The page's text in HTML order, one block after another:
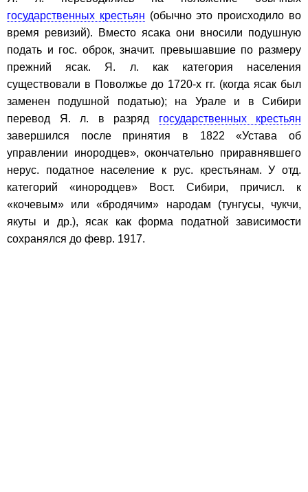
государственных крестьян (обычно это происходило во
время ревизий). Вместо ясака они вносили подушную
подать и гос. оброк, значит. превышавшие по размеру
прежний ясак. Я. л. как категория населения
существовали в Поволжье до 1720-х гг. (когда ясак был
заменен подушной податью); на Урале и в Сибири
перевод Я. л. в разряд государственных крестьян
завершился после принятия в 1822 «Устава об
управлении инородцев», окончательно приравнявшего
нерус. податное население к рус. крестьянам. У отд.
категорий «инородцев» Вост. Сибири, причисл. к
«кочевым» или «бродячим» народам (тунгусы, чукчи,
якуты и др.), ясак как форма податной зависимости
сохранялся до февр. 1917.